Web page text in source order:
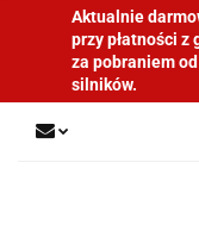
Aktualnie
przy płatności z
za pobraniem
silników.